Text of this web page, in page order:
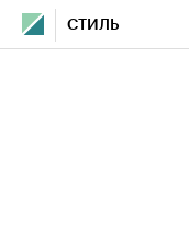
СТИЛЬ